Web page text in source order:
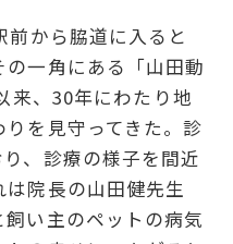
前から脇道に入ると
一角にある「山田動
来、30年にわたり地
を見守ってきた。診
、診療の様子を間近
院長の山田健先生
い主のペットの病気